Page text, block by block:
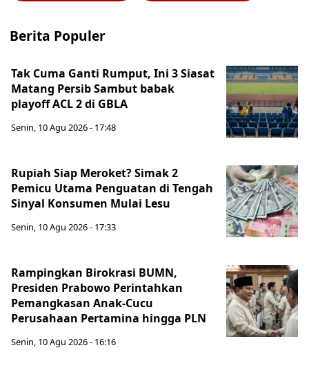
Berita Populer
Tak Cuma Ganti Rumput, Ini 3 Siasat
Matang Persib Sambut babak
playoff ACL 2 di GBLA
Senin, 10 Agu 2026 - 17:48
Rupiah Siap Meroket? Simak 2
Pemicu Utama Penguatan di Tengah
Sinyal Konsumen Mulai Lesu
Senin, 10 Agu 2026 - 17:33
Rampingkan Birokrasi BUMN,
Presiden Prabowo Perintahkan
Pemangkasan Anak-Cucu
Perusahaan Pertamina hingga PLN
Senin, 10 Agu 2026 - 16:16